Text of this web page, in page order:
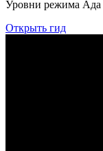
Уровни режима Ада
Открыть гид